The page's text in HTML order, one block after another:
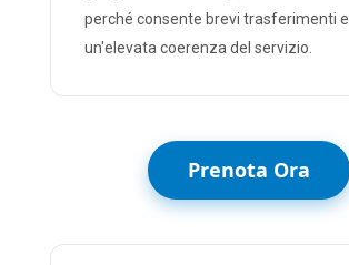
perché consente brevi trasferimenti e
un'elevata coerenza del servizio.
Prenota Ora